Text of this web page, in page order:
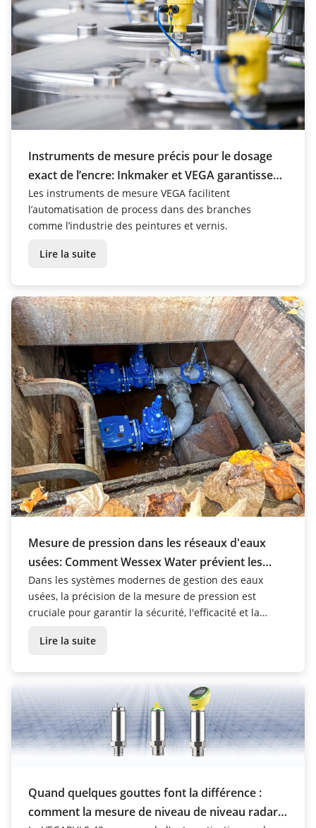
Instruments de mesure précis pour le dosage
exact de l’encre: Inkmaker et VEGA garantissent
la sécurité des process
Les instruments de mesure VEGA facilitent
l’automatisation de process dans des branches
comme l’industrie des peintures et vernis.
Lire la suite
Mesure de pression dans les réseaux d'eaux
usées: Comment Wessex Water prévient les
fuites grâce à des capteurs de pression
modernes
Dans les systèmes modernes de gestion des eaux
usées, la précision de la mesure de pression est
cruciale pour garantir la sécurité, l'efficacité et la
Lire la suite
Quand quelques gouttes font la différence :
comment la mesure de niveau de niveau radar